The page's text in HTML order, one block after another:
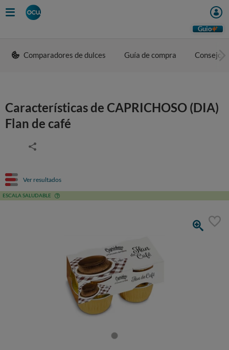
Guio
Comparadores de dulces Guía de compra Consejos
Características de CAPRICHOSO (DIA)
Flan de café
Ver resultados
ESCALA SALUDABLE